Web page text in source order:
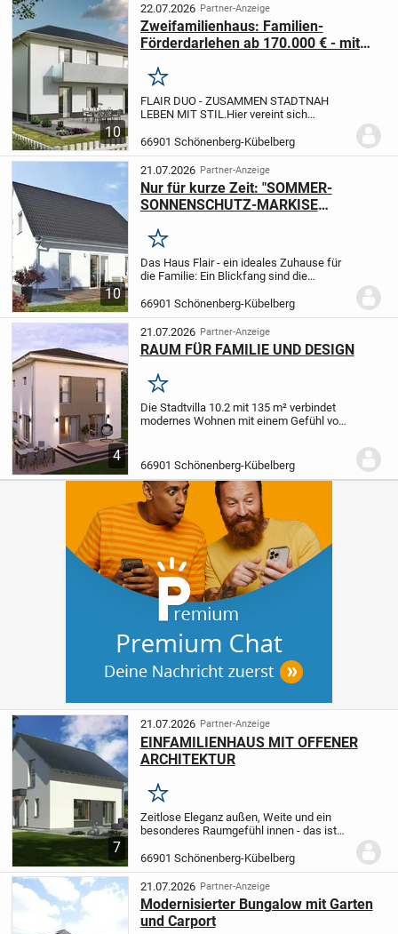
entspannte...
10
22.07.2026 Partner-Anzeige
Zweifamilienhaus: Familien-
Förderdarlehen ab 170.000 € - mit
Jetzt kostenlos informieren Tel.
06333-274888 fü
Merken
FLAIR DUO - ZUSAMMEN STADTNAH
LEBEN MIT STIL.Hier vereint sich
gemütliche Mehrfamilienhaus-
Atmosphäre. In zwei Wohnungen unter
einem Dach leben. Das Stadthaus Duo...
66901 Schönenberg-Kübelberg
10
21.07.2026 Partner-Anzeige
Nur für kurze Zeit: "SOMMER-
SONNENSCHUTZ-MARKISE
Haus Flair mit Bauplatz & BASIC-
Vollausstattung zum TOP-PREIS
Merken
Das Haus Flair - ein ideales Zuhause für
die Familie: Ein Blickfang sind die
Wohnbereich mit viel Licht durchfluten.
Hell, gemütlich und weitläufig - genügend
Raum zum...
66901 Schönenberg-Kübelberg
4
21.07.2026 Partner-Anzeige
RAUM FÜR FAMILIE UND DESIGN
Merken
Die Stadtvilla 10.2 mit 135 m² verbindet
modernes Wohnen mit einem Gefühl von
lebendig. Die Treppe steht dabei im...
66901 Schönenberg-Kübelberg
7
21.07.2026 Partner-Anzeige
EINFAMILIENHAUS MIT OFFENER
ARCHITEKTUR
Merken
Zeitlose Eleganz außen, Weite und ein
besonderes Raumgefühl innen - das ist
warten hier rund 135 m² auf zwei Ebenen
darauf, bezogen und mit Leben gefüllt
zu...
66901 Schönenberg-Kübelberg
21.07.2026 Partner-Anzeige
Modernisierter Bungalow mit Garten
und Carport